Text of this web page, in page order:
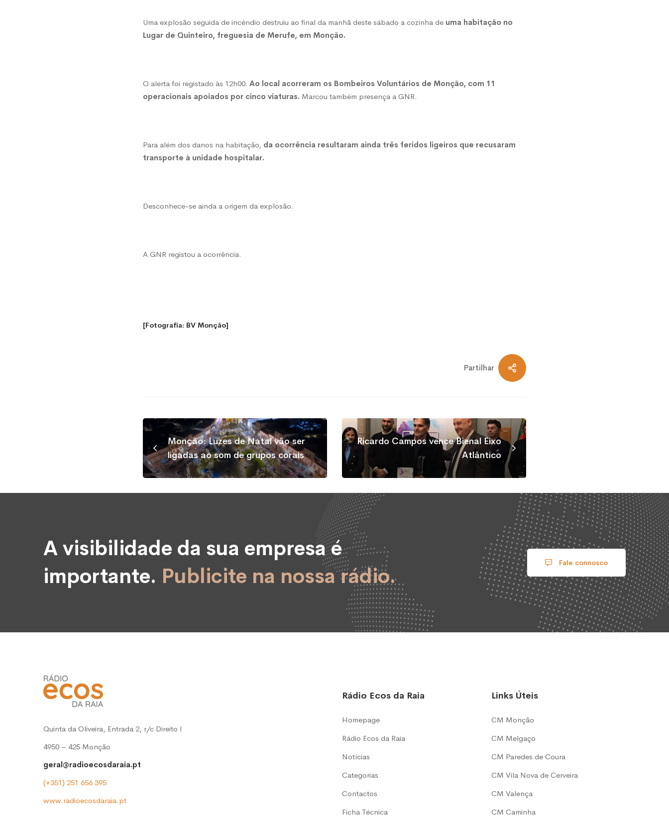
em
Merufe
Uma explosão seguida de incêndio destruiu ao final da manhã deste sábado a cozinha de uma habitação no
Lugar de Quinteiro, freguesia de Merufe, em Monção.
O alerta foi registado às 12h00. Ao local acorreram os Bombeiros Voluntários de Monção, com 11
operacionais apoiados por cinco viaturas. Marcou também presença a GNR.
Para além dos danos na habitação, da ocorrência resultaram ainda três feridos ligeiros que recusaram
transporte à unidade hospitalar.
Desconhece-se ainda a origem da explosão.
A GNR registou a ocorrência.
[Fotografia: BV Monção]
Partilhar
Monção: Luzes de Natal vão ser
ligadas ao som de grupos corais
Ricardo Campos vence Bienal Eixo
Atlântico
A visibilidade da sua empresa é
importante. Publicite na nossa rádio.
Fale connosco
Quinta da Oliveira, Entrada 2, r/c Direito l
4950 – 425 Monção
geral@radioecosdaraia.pt
(+351) 251 656 395
www.radioecosdaraia.pt
Rádio Ecos da Raia
Homepage
Rádio Ecos da Raia
Notícias
Categorias
Contactos
Ficha Técnica
Links Úteis
CM Monção
CM Melgaço
CM Paredes de Coura
CM Vila Nova de Cerveira
CM Valença
CM Caminha